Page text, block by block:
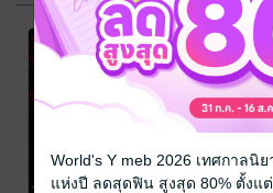
-33%
World's Y meb 2026 เทศกาลนิ
แห่งปี ลดสุดฟิน สูงสุด 80% ตั้งแ